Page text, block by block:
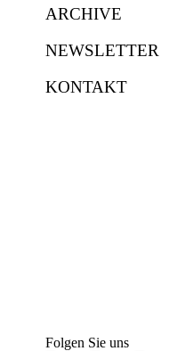
ARCHIVE
NEWSLETTER
KONTAKT
Folgen Sie uns